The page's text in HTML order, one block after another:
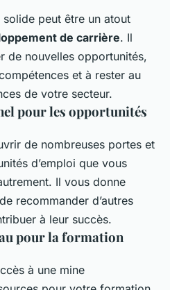
peut être un atout
de carrière. Il
de nouvelles opportunités,
et à rester au
de votre secteur.
pour les opportunités
de nombreuses portes et
d’emploi que vous
Il vous donne
recommander d’autres
à leur succès.
pour la formation
à une mine